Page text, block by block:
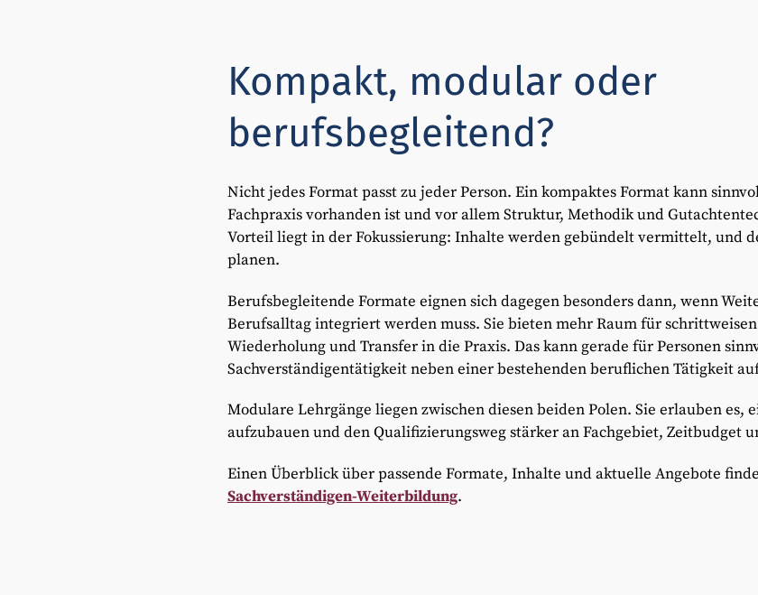
Kompakt, modular oder
berufsbegleitend?
Nicht jedes Format passt zu jeder Person. Ein kompaktes Format kann
Fachpraxis vorhanden ist und vor allem Struktur, Methodik und
Vorteil liegt in der Fokussierung: Inhalte werden gebündelt vermittelt, und
planen.
Berufsbegleitende Formate eignen sich dagegen besonders dann, wenn
Berufsalltag integriert werden muss. Sie bieten mehr Raum für
Wiederholung und Transfer in die Praxis. Das kann gerade für Personen
Sachverständigentätigkeit neben einer bestehenden beruflichen Tätigkeit
Modulare Lehrgänge liegen zwischen diesen beiden Polen. Sie erlauben es,
aufzubauen und den Qualifizierungsweg stärker an Fachgebiet, Zeitbudget
Einen Überblick über passende Formate, Inhalte und aktuelle Angebote
Sachverständigen-Weiterbildung.